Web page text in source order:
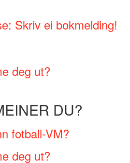
Skriv ei bokmelding!
deg ut?
DU?
fotball-VM?
deg ut?